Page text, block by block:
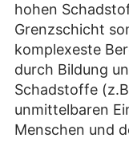
hohen
Grenzschicht
komplexeste
durch Bildung
Schadstoffe
unmittelbaren
Menschen und